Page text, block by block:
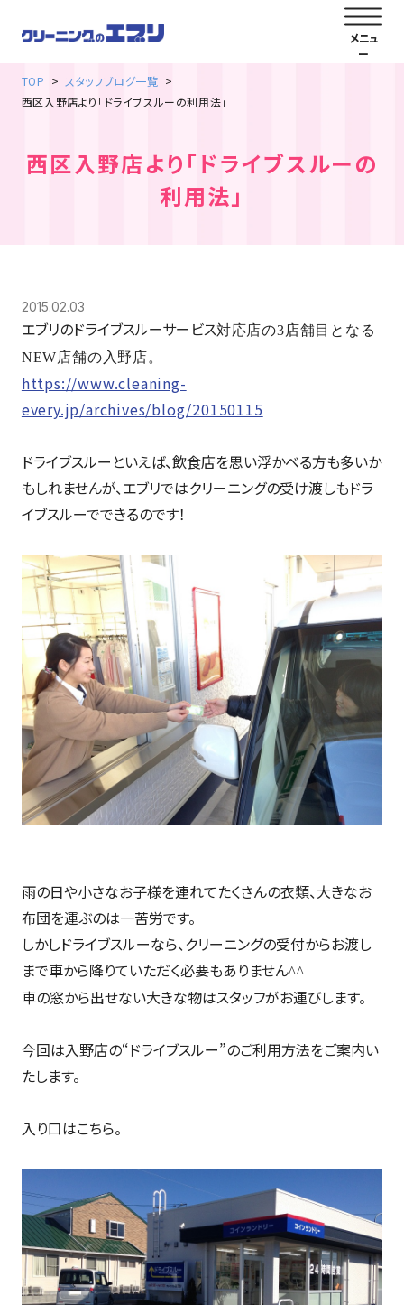
TOP
スタッフブログ一覧
西区入野店より「ドライブスルーの利用法」
西区入野店より「ドライブスルーの
利用法」
2015.02.03
エブリのドライブスルーサービス対応店の3店舗目となる
NEW店舗の入野店。
https://www.cleaning-
every.jp/archives/blog/20150115
ドライブスルーといえば、飲食店を思い浮かべる方も多いか
もしれませんが、エブリではクリーニングの受け渡しもドラ
イブスルーでできるのです！
雨の日や小さなお子様を連れてたくさんの衣類、大きなお
布団を運ぶのは一苦労です。
しかしドライブスルーなら、クリーニングの受付からお渡し
まで車から降りていただく必要もありません^^
車の窓から出せない大きな物はスタッフがお運びします。
今回は入野店の“ドライブスルー”のご利用方法をご案内い
たします。
入り口はこちら。